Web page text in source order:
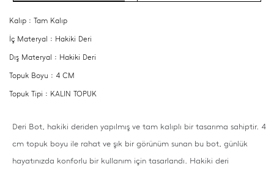
Kalıp : Tam Kalıp
İç Materyal : Hakiki Deri
Dış Materyal : Hakiki Deri
Topuk Boyu : 4 CM
Topuk Tipi : KALIN TOPUK
Deri Bot, hakiki deriden yapılmış ve tam kalıplı bir tasarıma sahiptir. 4
cm topuk boyu ile rahat ve şık bir görünüm sunan bu bot, günlük
hayatınızda konforlu bir kullanım için tasarlandı. Hakiki deri